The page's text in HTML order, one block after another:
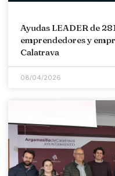
Ayudas LEADER de
emprendedores y
Calatrava
08/04/2026